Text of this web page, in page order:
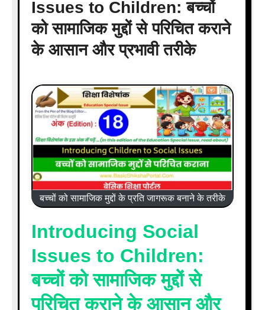
Issues to Children: बच्चों
को सामाजिक मुद्दों से परिचित कराने
के आसान और प्रभावी तरीके
बच्चों को सामाजिक मुद्दों के प्रति जागरूक बनाने के तरीके
Introducing Social
Issues to Children:
बच्चों को सामाजिक मुद्दों से
परिचित कराने के आसान और